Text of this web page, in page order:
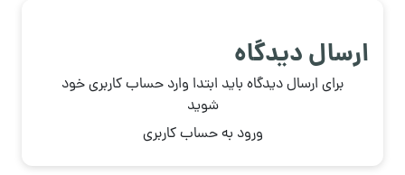
ارسال دیدگاه
برای ارسال دیدگاه باید ابتدا وارد حساب کاربری خود
شوید
ورود به حساب کاربری